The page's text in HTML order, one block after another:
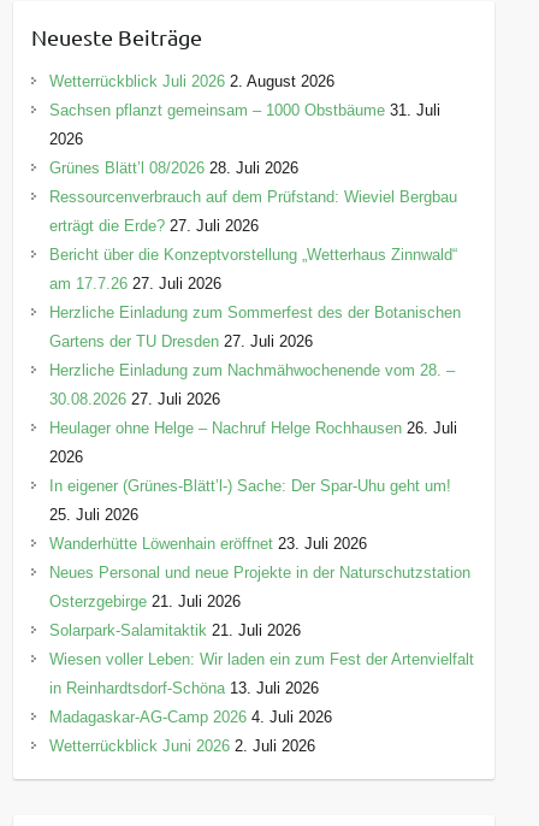
g
o
r
e
n
Neueste Beiträge
Wetterrückblick Juli 2026 2. August 2026
Sachsen pflanzt gemeinsam – 1000 Obstbäume 31. Juli
2026
Grünes Blätt’l 08/2026 28. Juli 2026
Ressourcenverbrauch auf dem Prüfstand: Wieviel Bergbau
erträgt die Erde? 27. Juli 2026
Bericht über die Konzeptvorstellung „Wetterhaus Zinnwald“
am 17.7.26 27. Juli 2026
Herzliche Einladung zum Sommerfest des der Botanischen
Gartens der TU Dresden 27. Juli 2026
Herzliche Einladung zum Nachmähwochenende vom 28. –
30.08.2026 27. Juli 2026
Heulager ohne Helge – Nachruf Helge Rochhausen 26. Juli
2026
In eigener (Grünes-Blätt’l-) Sache: Der Spar-Uhu geht um!
25. Juli 2026
Wanderhütte Löwenhain eröffnet 23. Juli 2026
Neues Personal und neue Projekte in der Naturschutzstation
Osterzgebirge 21. Juli 2026
Solarpark-Salamitaktik 21. Juli 2026
Wiesen voller Leben: Wir laden ein zum Fest der Artenvielfalt
in Reinhardtsdorf-Schöna 13. Juli 2026
Madagaskar-AG-Camp 2026 4. Juli 2026
Wetterrückblick Juni 2026 2. Juli 2026